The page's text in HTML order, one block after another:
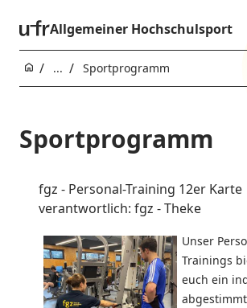
Allgemeiner Hochschulsport
... Sportprogramm
Sportprogramm
fgz - Personal-Training 12er Karte
verantwortlich: fgz - Theke
Unser
Trainings
euch ein